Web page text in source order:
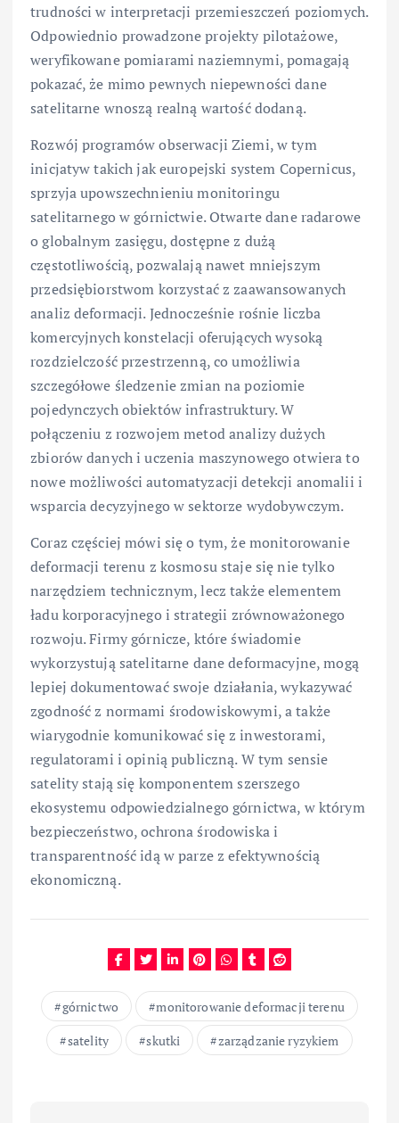
trudności w interpretacji przemieszczeń poziomych.
Odpowiednio prowadzone projekty pilotażowe,
weryfikowane pomiarami naziemnymi, pomagają
pokazać, że mimo pewnych niepewności dane
satelitarne wnoszą realną wartość dodaną.
Rozwój programów obserwacji Ziemi, w tym
inicjatyw takich jak europejski system Copernicus,
sprzyja upowszechnieniu monitoringu
satelitarnego w górnictwie. Otwarte dane radarowe
o globalnym zasięgu, dostępne z dużą
częstotliwością, pozwalają nawet mniejszym
przedsiębiorstwom korzystać z zaawansowanych
analiz deformacji. Jednocześnie rośnie liczba
komercyjnych konstelacji oferujących wysoką
rozdzielczość przestrzenną, co umożliwia
szczegółowe śledzenie zmian na poziomie
pojedynczych obiektów infrastruktury. W
połączeniu z rozwojem metod analizy dużych
zbiorów danych i uczenia maszynowego otwiera to
nowe możliwości automatyzacji detekcji anomalii i
wsparcia decyzyjnego w sektorze wydobywczym.
Coraz częściej mówi się o tym, że monitorowanie
deformacji terenu z kosmosu staje się nie tylko
narzędziem technicznym, lecz także elementem
ładu korporacyjnego i strategii zrównoważonego
rozwoju. Firmy górnicze, które świadomie
wykorzystują satelitarne dane deformacyjne, mogą
lepiej dokumentować swoje działania, wykazywać
zgodność z normami środowiskowymi, a także
wiarygodnie komunikować się z inwestorami,
regulatorami i opinią publiczną. W tym sensie
satelity stają się komponentem szerszego
ekosystemu odpowiedzialnego górnictwa, w którym
bezpieczeństwo, ochrona środowiska i
transparentność idą w parze z efektywnością
ekonomiczną.
górnictwo
monitorowanie deformacji terenu
satelity
skutki zarządzanie ryzykiem